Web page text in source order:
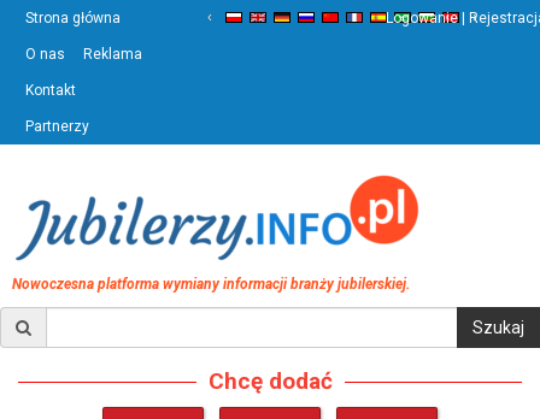
Strona główna
O nas Reklama
Kontakt
Partnerzy
‹ ›
Logowanie |
Nowoczesna platforma wymiany informacji branży jubilerskiej.
Chcę dodać